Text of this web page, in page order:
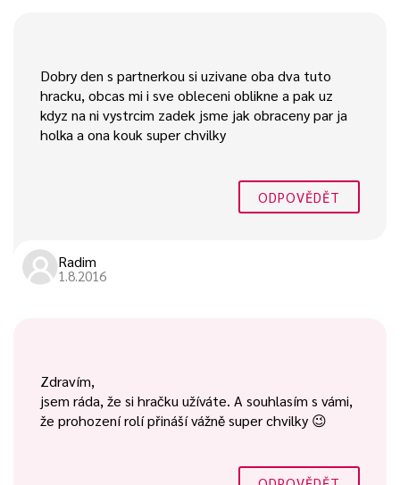
Dobry den s partnerkou si uzivane oba dva tuto
hracku, obcas mi i sve obleceni oblikne a pak uz
kdyz na ni vystrcim zadek jsme jak obraceny par ja
holka a ona kouk super chvilky
ODPOVĚDĚT
Radim
1.8.2016
Zdravím,
jsem ráda, že si hračku užíváte. A souhlasím s vámi,
že prohození rolí přináší vážně super chvilky 😉